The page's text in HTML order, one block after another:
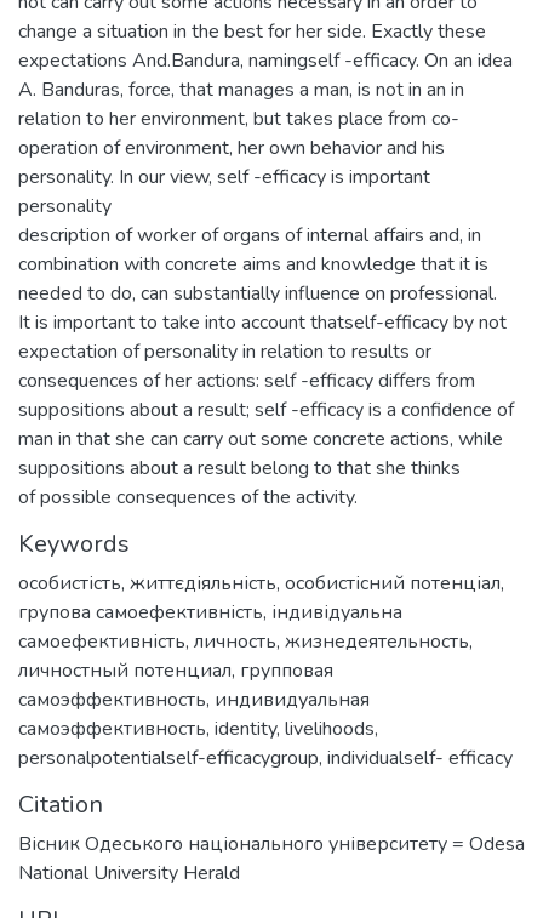
change a situation in the best for her side. Exactly these
expectations And.Bandura, namingself -efficacy. On an idea
A. Banduras, force, that manages a man, is not in an in
relation to her environment, but takes place from co-
operation of environment, her own behavior and his
personality. In our view, self -efficacy is important
personality
description of worker of organs of internal affairs and, in
combination with concrete aims and knowledge that it is
needed to do, can substantially influence on professional.
It is important to take into account thatself-efficacy by not
expectation of personality in relation to results or
consequences of her actions: self -efficacy differs from
suppositions about a result; self -efficacy is a confidence of
man in that she can carry out some concrete actions, while
suppositions about a result belong to that she thinks
of possible consequences of the activity.
Keywords
особистість, життєдіяльність, особистісний потенціал,
групова самоефективність, індивідуальна
самоефективність, личность, жизнедеятельность,
личностный потенциал, групповая
самоэффективность, индивидуальная
самоэффективность, identity, livelihoods,
personalpotentialself-efficacygroup, individualself- efficacy
Citation
Вісник Одеського національного університету = Odesa
National University Herald